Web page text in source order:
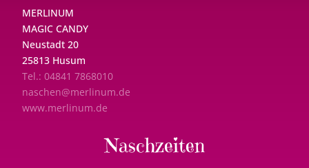
MERLINUM
MAGIC CANDY
Neustadt 20
25813 Husum
Tel.: 04841 7868010
naschen@merlinum.de
www.merlinum.de
Naschzeiten